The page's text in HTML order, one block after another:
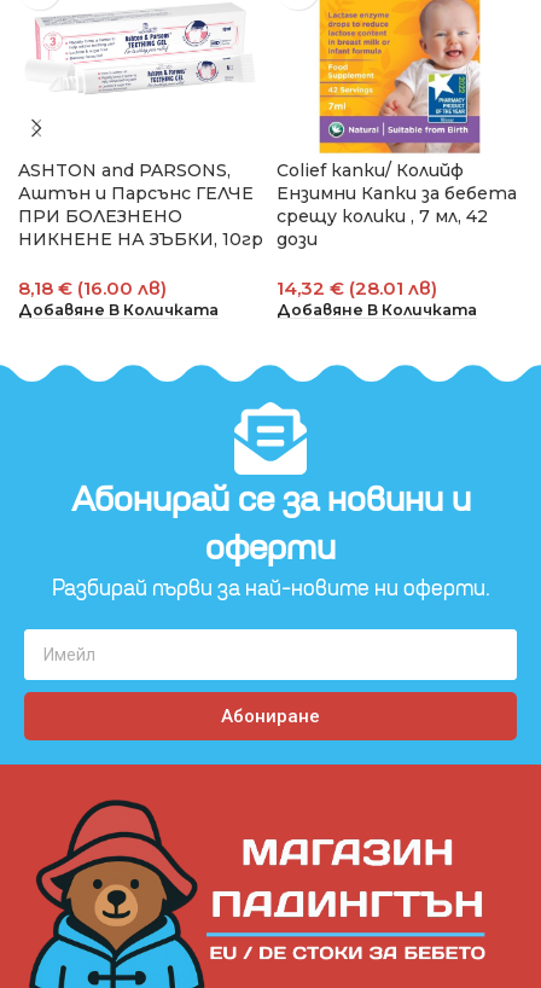
ASHTON and PARSONS,
Аштън и Парсънс ГЕЛЧЕ
ПРИ БОЛЕЗНЕНО
НИКНЕНЕ НА ЗЪБКИ, 10гр
8,18 € (16.00 лв)
Добавяне В Количката
Colief капки/ Колийф
Ензимни Капки за бебета
срещу колики , 7 мл, 42
дози
14,32 € (28.01 лв)
Добавяне В Количката
Абонирай се за новини и
оферти​
Разбирай първи за най-новите ни оферти.
Абониране